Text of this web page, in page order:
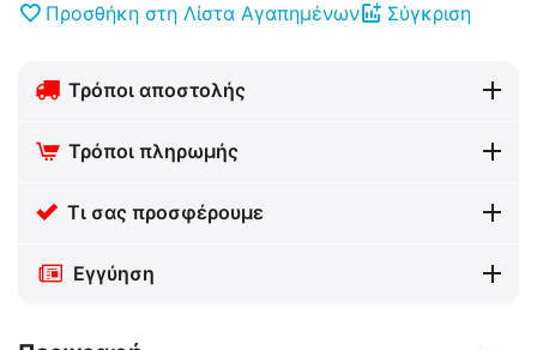
Προσθήκη στη Λίστα Αγαπημένων Σύγκριση
Τρόποι αποστολής
Τρόποι πληρωμής
Τι σας προσφέρουμε
Εγγύηση